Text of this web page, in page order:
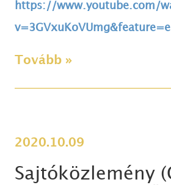
https://www.youtube.com/
Tovább »
2020.10.09
Sajtóközlemény